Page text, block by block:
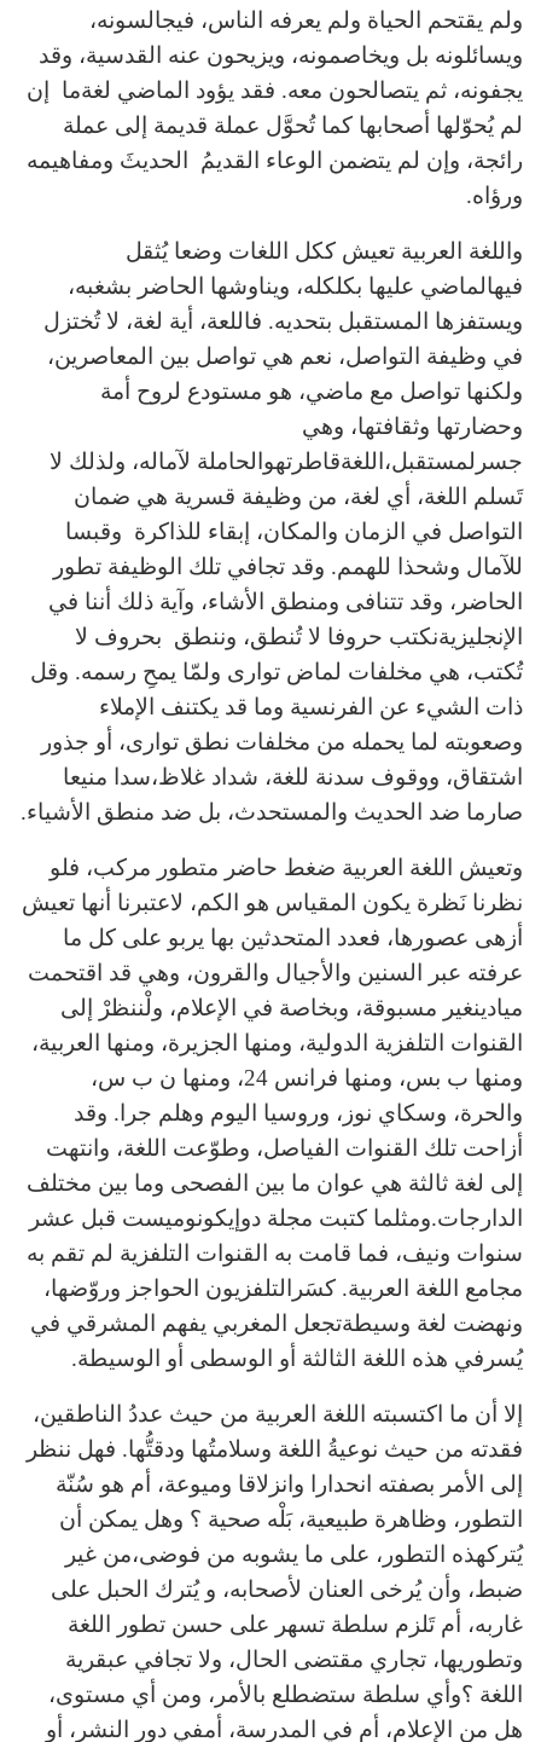
ولم يقتحم الحياة ولم يعرفه الناس، فيجالسونه،
ويسائلونه بل ويخاصمونه، ويزيحون عنه القدسية، وقد
يجفونه، ثم يتصالحون معه. فقد يؤود الماضي لغةما إن
لم يُحوّلها أصحابها كما تُحوَّل عملة قديمة إلى عملة
رائجة، وإن لم يتضمن الوعاء القديمُ الحديثَ ومفاهيمه
ورؤاه.
واللغة العربية تعيش ككل اللغات وضعا يُثقل
فيهالماضي عليها بكلكله، ويناوشها الحاضر بشغبه،
ويستفزها المستقبل بتحديه. فاللعة، أية لغة، لا تُختزل
في وظيفة التواصل، نعم هي تواصل بين المعاصرين،
ولكنها تواصل مع ماضي، هو مستودع لروح أمة
وحضارتها وثقافتها، وهي
جسرلمستقبل،اللغةقاطرتهوالحاملة لآماله، ولذلك لا
تَسلم اللغة، أي لغة، من وظيفة قسرية هي ضمان
التواصل في الزمان والمكان، إبقاء للذاكرة وقبسا
للآمال وشحذا للهمم. وقد تجافي تلك الوظيفة تطور
الحاضر، وقد تتنافى ومنطق الأشاء، وآية ذلك أننا في
الإنجليزيةنكتب حروفا لا تُنطق، وننطق بحروف لا
تُكتب، هي مخلفات لماض توارى ولمّا يمحِ رسمه. وقل
ذات الشيء عن الفرنسية وما قد يكتنف الإملاء
وصعوبته لما يحمله من مخلفات نطق توارى، أو جذور
اشتقاق، ووقوف سدنة للغة، شداد غلاظ،سدا منيعا
صارما ضد الحديث والمستحدث، بل ضد منطق الأشياء.
وتعيش اللغة العربية ضغط حاضر متطور مركب، فلو
نظرنا نَظرة يكون المقياس هو الكم، لاعتبرنا أنها تعيش
أزهى عصورها، فعدد المتحدثين بها يربو على كل ما
عرفته عبر السنين والأجيال والقرون، وهي قد اقتحمت
ميادينغير مسبوقة، وبخاصة في الإعلام، ولْننظرْ إلى
القنوات التلفزية الدولية، ومنها الجزيرة، ومنها العربية،
ومنها ب بس، ومنها فرانس 24، ومنها ن ب س،
والحرة، وسكاي نوز، وروسيا اليوم وهلم جرا. وقد
أزاحت تلك القنوات الفياصل، وطوّعت اللغة، وانتهت
إلى لغة ثالثة هي عوان ما بين الفصحى وما بين مختلف
الدارجات.ومثلما كتبت مجلة دوإيكونوميست قبل عشر
سنوات ونيف، فما قامت به القنوات التلفزية لم تقم به
مجامع اللغة العربية. كسَرالتلفزيون الحواجز وروّضها،
ونهضت لغة وسيطةتجعل المغربي يفهم المشرقي في
يُسرفي هذه اللغة الثالثة أو الوسطى أو الوسيطة.
إلا أن ما اكتسبته اللغة العربية من حيث عددُ الناطقين،
فقدته من حيث نوعيةُ اللغة وسلامتُها ودقتُّها. فهل ننظر
إلى الأمر بصفته انحدارا وانزلاقا وميوعة، أم هو سُنّة
التطور، وظاهرة طبيعية، بَلْه صحية ؟ وهل يمكن أن
يُتركهذه التطور، على ما يشوبه من فوضى،من غير
ضبط، وأن يُرخى العنان لأصحابه، و يُترك الحبل على
غاربه، أم تَلزم سلطة تسهر على حسن تطور اللغة
وتطوريها، تجاري مقتضى الحال، ولا تجافي عبقرية
اللغة ؟وأي سلطة ستضطلع بالأمر، ومن أي مستوى،
هل من الإعلام، أم في المدرسة، أمفي دور النشر، أو